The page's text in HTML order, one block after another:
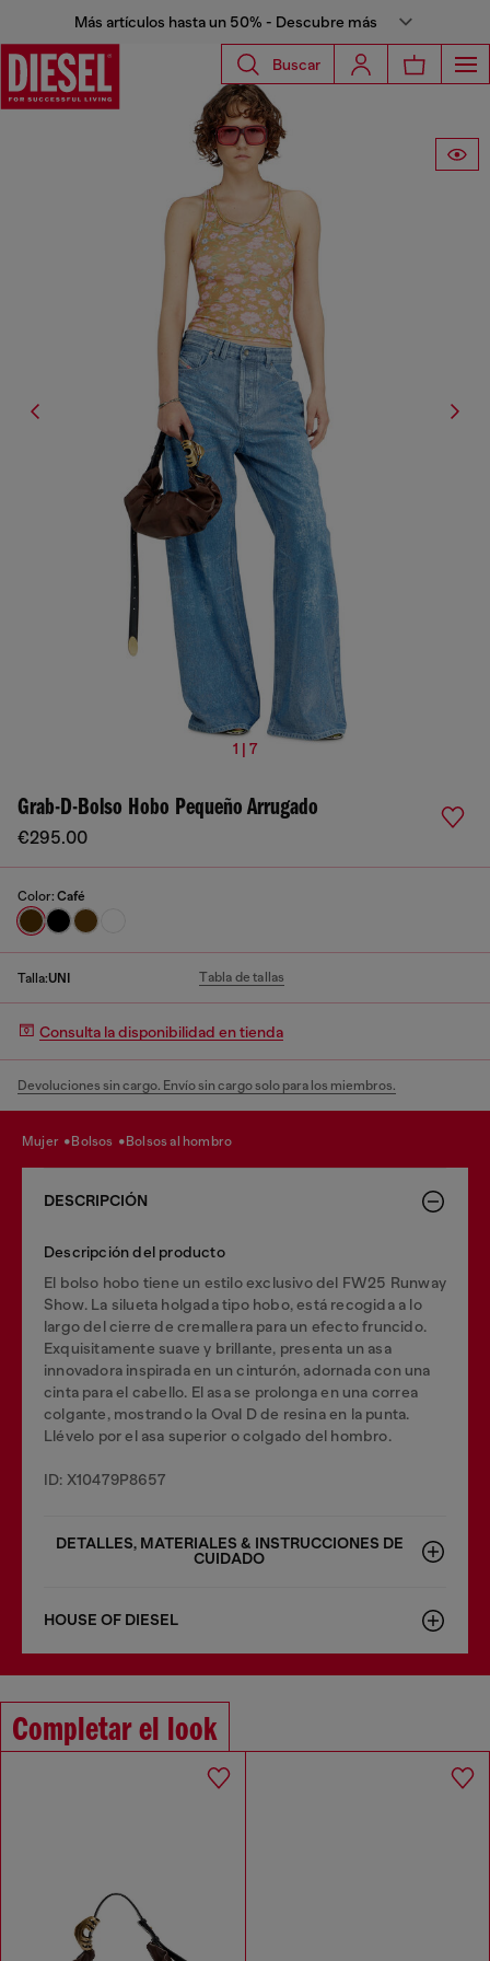
Más artículos hasta un 50% - Descubre más
Buscar
1 | 7
Grab-D-Bolso Hobo Pequeño Arrugado
€295.00
Color: Café
Talla:UNI Tabla de tallas
Consulta la disponibilidad en tienda
Devoluciones sin cargo. Envío sin cargo solo para los miembros.
mujer bolsos bolsos al hombro
DESCRIPCIÓN
Descripción del producto
El bolso hobo tiene un estilo exclusivo del FW25 Runway
Show. La silueta holgada tipo hobo, está recogida a lo
largo del cierre de cremallera para un efecto fruncido.
Exquisitamente suave y brillante, presenta un asa
innovadora inspirada en un cinturón, adornada con una
cinta para el cabello. El asa se prolonga en una correa
colgante, mostrando la Oval D de resina en la punta.
Llévelo por el asa superior o colgado del hombro.
ID: X10479P8657
DETALLES, MATERIALES & INSTRUCCIONES DE
CUIDADO
HOUSE OF DIESEL
Completar el look